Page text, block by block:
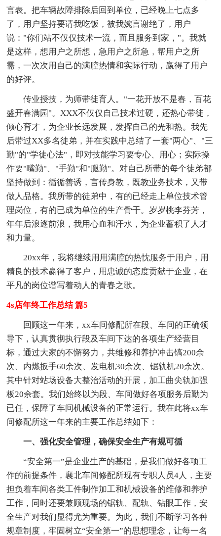
言表。把车辆故障排除后回到单位，已经晚上七点多
了，用户坚持要请我吃饭，被我婉言谢绝了，用户
说："你们站不仅仅技术一流，而且服务到家，"。我就
是这样，想用户之所想，急用户之所急，帮用户之所
需，一次次用自己的满腔热情和实际行动，赢得了用户
的好评。
传业授技，为师带徒育人。"一花开放不是春，百花
盛开春满园"。XXX不仅仅自己技术过硬，还热心带徒，
倾心育才，为企业长远发展，发挥自己的光和热。我先
后带过XX多名徒弟，并在实践中总结了一套"两心"、"三
勤"的"学徒心法"，即对技能学习要专心、用心；实际操
作要"嘴勤"、"手勤"和"腿勤"。对自己所带的每个徒弟都
坚持做到：循循善诱，言传身教，既教业务技术，又带
做人品格。我所带的徒弟中，有的已经走上单位技术管
理岗位，有的已成为单位的生产骨干。岁岁桃李芬芳，
年年后浪逐前浪，我用心血和汗水，为企业蓄积了人才
和力量。
20xx年，我将继续用用满腔的热忱服务于用户，用
精良的技术赢得了客户，用忠诚的态度贡献于企业，在
平凡的岗位谱写着动人的青春之歌。
4s店年终工作总结 篇5
回顾这一年来，xx车间修配所在段、车间的正确领
导下，认真贯彻执行段及车间下达的各项生产经营目
标，通过大家的不懈努力，共维修和养护冲击镐200余
次、内燃扳手60余次、发电机30余次、锯轨机20余次。
其中针对站场设备大整治活动的开展，加工曲尖轨加强
板20余套。我们始终以为段、车间做好各项服务后勤为
已任，保障了车间机械设备的正常运行。我在此将xx车
间修配所这一年来的主要工作总结如下：
一、强化安全管理，确保安全生产有规可循
“安全第一”是企业生产的基础，是我们做好各项工
作的前提条件，襄北车间修配所现有专职人员4人，主要
担负着车间各类工件制作加工和机械设备的维修和养护
工作，同时还要兼顾现场的锯轨、配轨、钻眼工作，安
全生产对我们显得尤为重要。为此，我们不断学习各种
规章制度，牢固树立“安全第一”的思想理念，让每一名